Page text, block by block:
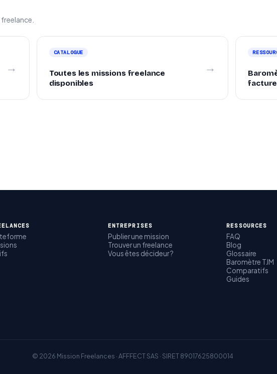
→
CATALOGUE
Toutes les missions freelance
disponibles
→
ENTREPRISES
Publier une mission
Trouver un freelance
Vous êtes décideur ?
RESSOURCES
FAQ
Blog
Glossaire
Baromètre TJM
Comparatifs
Guides
© 2026 Mission Freelances · AFFFECT SAS · SIRET 89017625800014